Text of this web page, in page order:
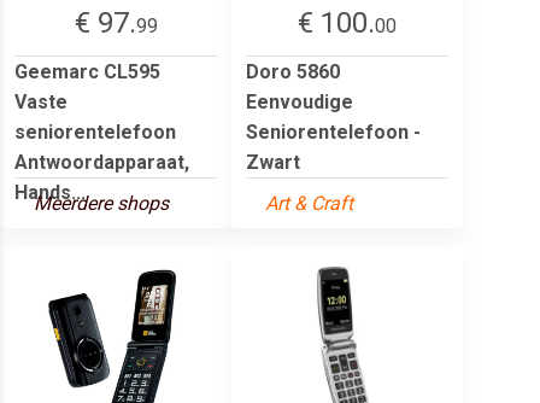
€ 97.99
Geemarc CL595
Vaste
seniorentelefoon
Antwoordapparaat,
Hands...
Meerdere shops
€ 100.00
Doro 5860
Eenvoudige
Seniorentelefoon -
Zwart
Art & Craft